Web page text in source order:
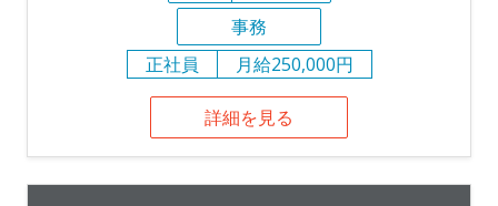
事務
正社員
月給250,000円
詳細を見る